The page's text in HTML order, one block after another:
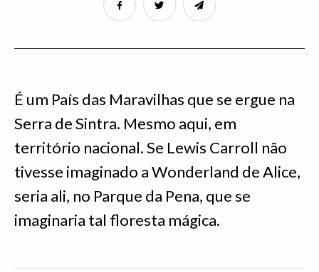
É um País das Maravilhas que se ergue na
Serra de Sintra. Mesmo aqui, em
território nacional. Se Lewis Carroll não
tivesse imaginado a Wonderland de Alice,
seria ali, no Parque da Pena, que se
imaginaria tal floresta mágica.